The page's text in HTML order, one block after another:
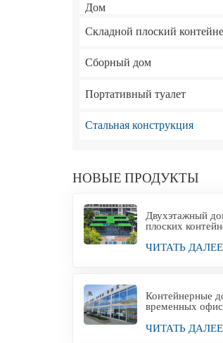
Дом
Складной плоский
Сборный дом
Портативный туалет
Стальная конструкция
НОВЫЕ ПРОДУКТЫ
Двухэтажный
плоских
ЧИТАТЬ ДАЛЕЕ
Контейнерные
временных
ЧИТАТЬ ДАЛЕЕ